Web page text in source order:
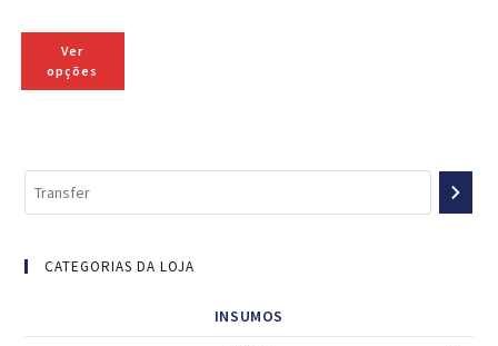
Ver
opções
CATEGORIAS DA LOJA
INSUMOS